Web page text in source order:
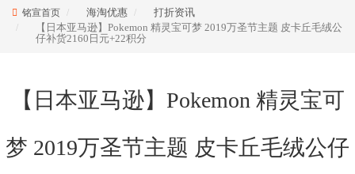
铭宣首页 海淘优惠
打折资讯
【日本亚马逊】Pokemon 精灵宝可梦 2019万圣节主题 皮卡丘毛绒公
仔补货2160日元+22积分
【日本亚马逊】Pokemon 精灵宝可
梦 2019万圣节主题 皮卡丘毛绒公仔